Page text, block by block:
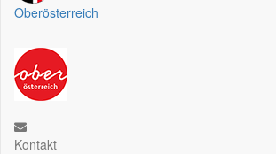
Oberösterreich
Kontakt